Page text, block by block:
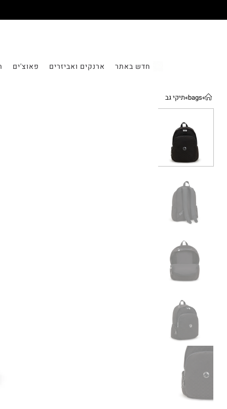
חדש באתר ארנקים ואביזרים פאוצ'ים
»
bags
»תיקי גב